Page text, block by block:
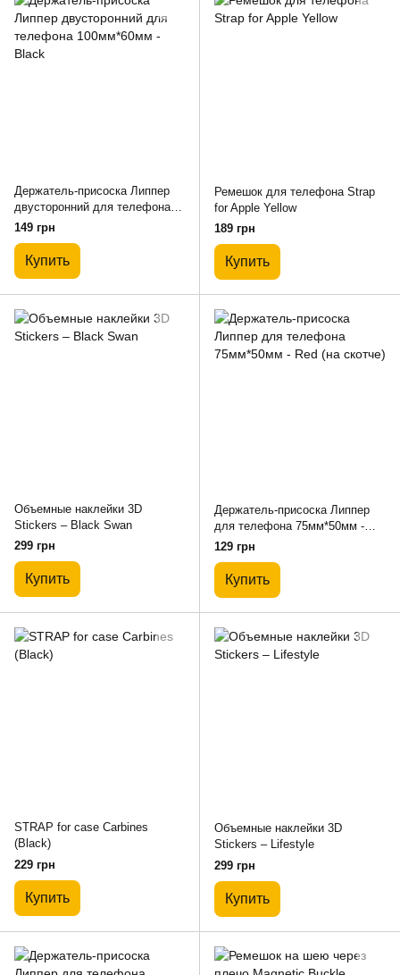
Держатель-присоска Липпер
двусторонний для телефона
100мм*60мм - Black
149 грн
Купить
Ремешок для телефона Strap
for Apple Yellow
189 грн
Купить
Объемные наклейки 3D
Stickers – Black Swan
299 грн
Купить
Держатель-присоска Липпер
для телефона 75мм*50мм -
Red (на скотче)
129 грн
Купить
STRAP for case Carbines
(Black)
229 грн
Купить
Объемные наклейки 3D
Stickers – Lifestyle
299 грн
Купить